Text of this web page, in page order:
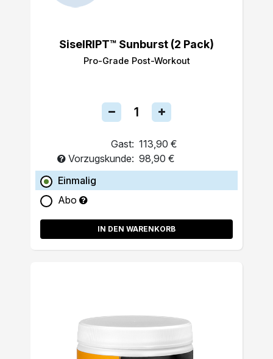
SiselRIPT™ Sunburst (2 Pack)
Pro-Grade Post-Workout
Gast: 113,90 €
Vorzugskunde: 98,90 €
Einmalig
Abo
IN DEN WARENKORB